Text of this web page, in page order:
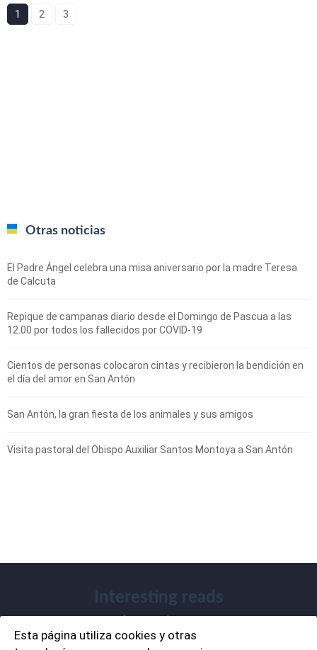
1 2 3
Otras noticias
El Padre Ángel celebra una misa aniversario por la madre Teresa
de Calcuta
Repique de campanas diario desde el Domingo de Pascua a las
12.00 por todos los fallecidos por COVID-19
Cientos de personas colocaron cintas y recibieron la bendición en
el día del amor en San Antón
San Antón, la gran fiesta de los animales y sus amigos
Visita pastoral del Obispo Auxiliar Santos Montoya a San Antón
Interesting reads
Esta página utiliza cookies y otras